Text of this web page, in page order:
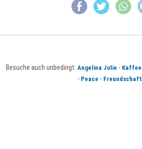
Besuche auch unbedingt: Angelina Jolie - Kaffee
- Peace - Freundschaft